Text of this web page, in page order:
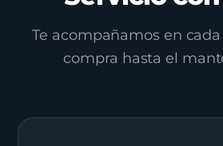
Te acompañamos en
compra hasta el